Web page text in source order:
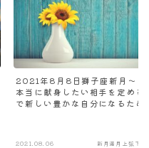
2021年8月8日獅子座新月～自
本当に献身したい相手を定める
で新しい豊かな自分になるため
2021.08.06 新月満月上弦下